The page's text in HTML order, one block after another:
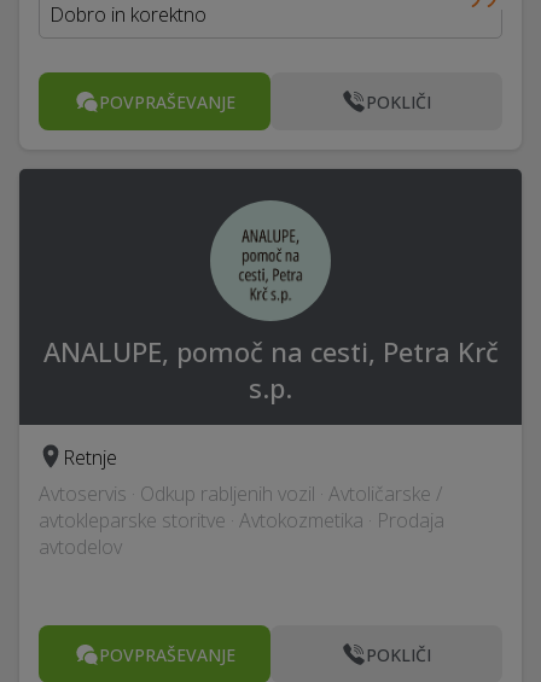
Dobro in korektno
POVPRAŠEVANJE POKLIČI
ANALUPE, pomoč na cesti, Petra Krč
s.p.
Retnje
Avtoservis · Odkup rabljenih vozil · Avtoličarske /
avtokleparske storitve · Avtokozmetika · Prodaja
avtodelov
POVPRAŠEVANJE POKLIČI